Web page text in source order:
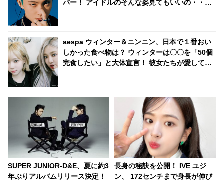
バー！ アイドルのそんな姿見てもいいの・・？
aespa ウィンター＆ニンニン、日本で１番おい
しかった食べ物は？ ウィンターは〇〇を「50個
完食したい」と大体宣言！ 彼女たちが愛してや
SUPER JUNIOR-D&E、夏に約3
年ぶりアルバムリリース決定！
長身の秘訣を公開！ IVE ユジ
ン、 172センチまで身長が伸び